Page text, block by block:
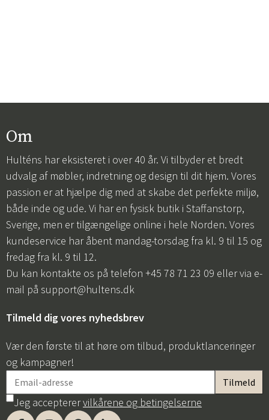
Om
Hulténs har eksisteret i over 40 år. Vi tilbyder et bredt
udvalg af møbler, indretning og design til dit hjem. Vores
passion er at hjælpe dig med at skabe det perfekte miljø,
både inde og ude. Vi har en fysisk butik i Staffanstorp,
Sverige, men er tilgængelige online i hele Norden. Vores
kundeservice har åbent mandag-torsdag fra kl. 9 til 15 og
fredag fra kl. 9 til 12.
Du kan kontakte os på telefon +45 78 71 23 09 eller via e-
mail på support@hultens.dk
Tilmeld dig vores nyhedsbrev
Vær den første til at høre om tilbud, produktlanceringer
og kampagner!
Jeg accepterervilkårene og betingelserne